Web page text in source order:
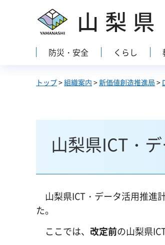
山梨県
防災・安全 くらし
トップ>組織案内 >新価値創造推進局 >
山梨県ICT・
山梨県ICT・データ活用推進
た。
ここでは、 改定前の山梨県